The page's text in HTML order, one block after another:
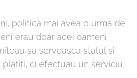
politica mai avea o urma de
erau doar acei oameni
sa serveasca statul si
platiti, ci efectuau un serviciu